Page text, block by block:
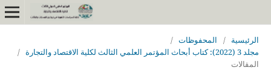
الرئيسية / المحفوظات /
مجلد 3 (2022): كتاب أبحاث المؤتمر العلمي الثالث لكلية الاقتصاد والتجارة
/
المقالات